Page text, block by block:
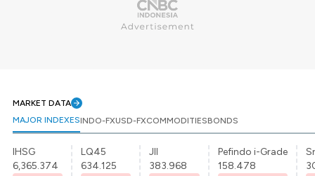
MARKET DATA
MAJOR INDEXESINDO-FXUSD-FXCOMMODITIESBONDS
IHSG
6,365.374
LQ45
634.125
JII
383.968
Pefindo i-Grade
158.478